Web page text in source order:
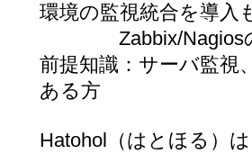
環境の監視統合を導入
Zabbix/Nagiosの
前提知識：サーバ監視
ある方
Hatohol（はとほる）